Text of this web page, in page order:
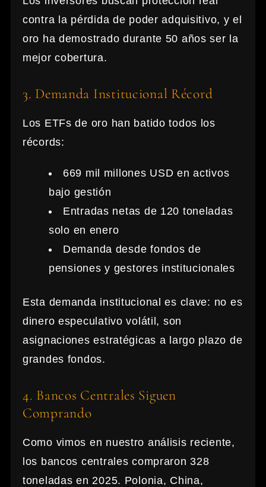
contra la pérdida de poder adquisitivo, y el
oro ha demostrado durante 50 años ser la
mejor cobertura.
3. Demanda Institucional Récord
Los ETFs de oro han batido todos los
récords:
669 mil millones USD en activos
bajo gestión
Entradas netas de 120 toneladas
solo en enero
Demanda desde fondos de
pensiones y gestores institucionales
Esta demanda institucional es clave: no es
dinero especulativo volátil, son
asignaciones estratégicas a largo plazo de
grandes fondos.
4. Bancos Centrales Siguen
Comprando
Como vimos en nuestro análisis reciente,
los bancos centrales compraron 328
toneladas en 2025. Polonia, China,